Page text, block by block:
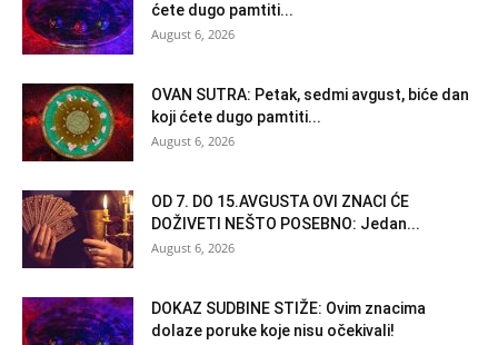
ćete dugo pamtiti...
August 6, 2026
OVAN SUTRA: Petak, sedmi avgust, biće dan
koji ćete dugo pamtiti...
August 6, 2026
OD 7. DO 15.AVGUSTA OVI ZNACI ĆE
DOŽIVETI NEŠTO POSEBNO: Jedan...
August 6, 2026
DOKAZ SUDBINE STIŽE: Ovim znacima
dolaze poruke koje nisu očekivali!